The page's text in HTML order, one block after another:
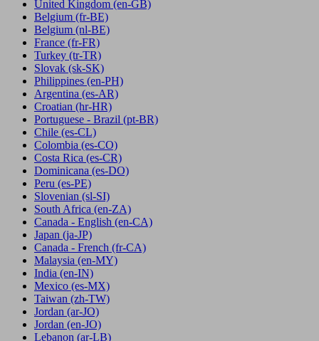
United Kingdom (en-GB)
Belgium (fr-BE)
Belgium (nl-BE)
France (fr-FR)
Turkey (tr-TR)
Slovak (sk-SK)
Philippines (en-PH)
Argentina (es-AR)
Croatian (hr-HR)
Portuguese - Brazil (pt-BR)
Chile (es-CL)
Colombia (es-CO)
Costa Rica (es-CR)
Dominicana (es-DO)
Peru (es-PE)
Slovenian (sl-SI)
South Africa (en-ZA)
Canada - English (en-CA)
Japan (ja-JP)
Canada - French (fr-CA)
Malaysia (en-MY)
India (en-IN)
Mexico (es-MX)
Taiwan (zh-TW)
Jordan (ar-JO)
Jordan (en-JO)
Lebanon (ar-LB)